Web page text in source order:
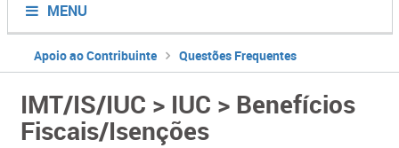
MENU
Apoio ao Contribuinte Questões Frequentes
IMT/IS/IUC > IUC > Benefícios
Fiscais/Isenções